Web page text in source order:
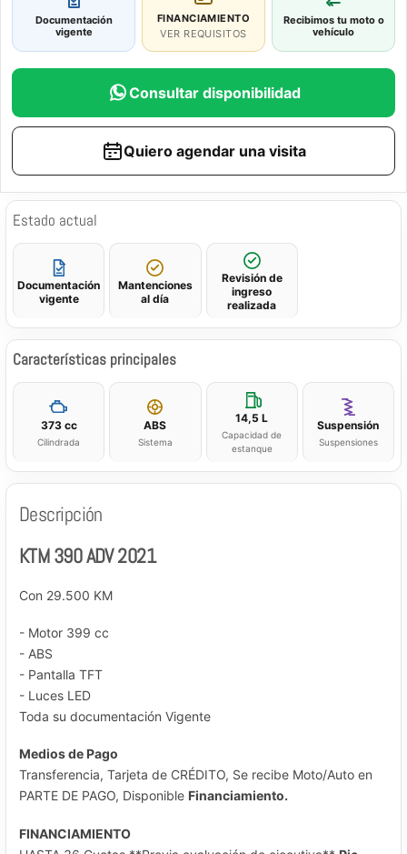
Documentación
vigente
FINANCIAMIENTO
VER REQUISITOS
Recibimos tu moto o
vehículo
Consultar disponibilidad
Quiero agendar una visita
Estado actual
Documentación
vigente
Mantenciones
al día
Revisión de
ingreso
realizada
Características principales
373 cc
Cilindrada
ABS
Sistema
14,5 L
Capacidad de
estanque
Suspensión
Suspensiones
Descripción
KTM 390 ADV 2021
Con 29.500 KM
- Motor 399 cc
- ABS
- Pantalla TFT
- Luces LED
Toda su documentación Vigente
Medios de Pago
Transferencia, Tarjeta de CRÉDITO, Se recibe Moto/Auto en
PARTE DE PAGO, Disponible Financiamiento.
FINANCIAMIENTO